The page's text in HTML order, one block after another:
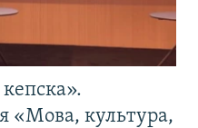
кепска».
«Мова, культура,